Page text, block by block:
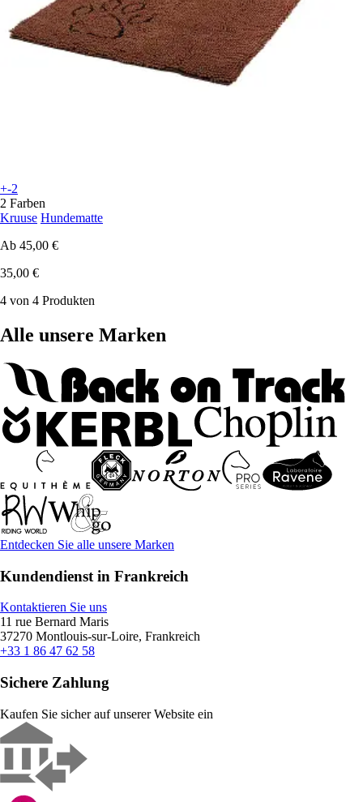
+-2
2 Farben
Kruuse Hundematte
Ab 45,00 €
35,00 €
4 von 4 Produkten
Alle unsere Marken
Entdecken Sie alle unsere Marken
Kundendienst in Frankreich
Kontaktieren Sie uns
11 rue Bernard Maris
37270 Montlouis-sur-Loire, Frankreich
+33 1 86 47 62 58
Sichere Zahlung
Kaufen Sie sicher auf unserer Website ein